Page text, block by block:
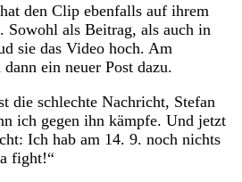
den Clip ebenfalls auf ihrem
Sowohl als Beitrag, als auch in
sie das Video hoch. Am
ein neuer Post dazu.
die schlechte Nachricht, Stefan
ich gegen ihn kämpfe. Und jetzt
Ich hab am 14. 9. noch nichts
fight!“